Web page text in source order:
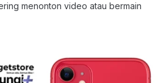
menonton video atau bermain